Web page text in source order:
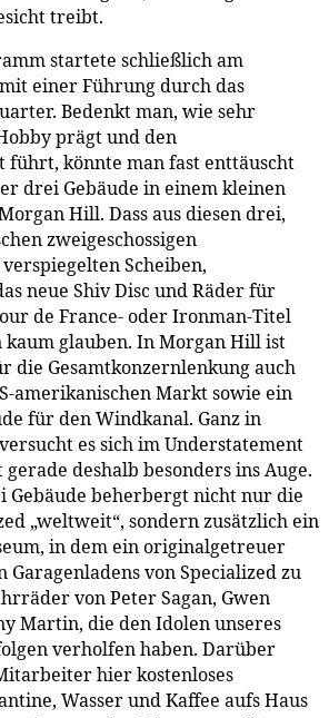
treibt.
startete schließlich am
einer Führung durch das
Bedenkt man, wie sehr
prägt und den
könnte man fast enttäuscht
drei Gebäude in einem kleinen
Hill. Dass aus diesen drei,
zweigeschossigen
Scheiben,
neue Shiv Disc und Räder für
de France- oder Ironman-Titel
kaum glauben. In Morgan Hill ist
die Gesamtkonzernlenkung auch
amerikanischen Markt sowie ein
für den Windkanal. Ganz in
es sich im Understatement
deshalb besonders ins Auge.
Gebäude beherbergt nicht nur die
„weltweit“, sondern zusätzlich ein
in dem ein originalgetreuer
Garagenladens von Specialized zu
von Peter Sagan, Gwen
Martin, die den Idolen unseres
verholfen haben. Darüber
hier kostenloses
Wasser und Kaffee aufs Haus